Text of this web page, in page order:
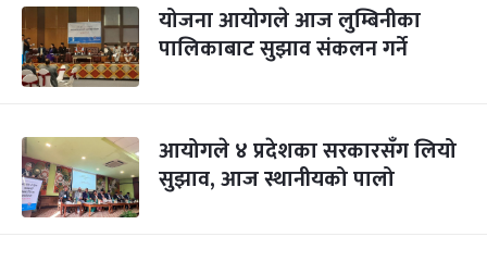
योजना आयोगले आज लुम्बिनीका
पालिकाबाट सुझाव संकलन गर्ने
आयोगले ४ प्रदेशका सरकारसँग लियो
सुझाव, आज स्थानीयको पालो